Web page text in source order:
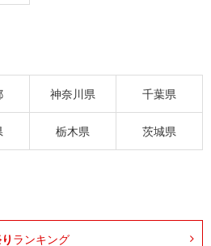
神奈川県 千葉県
栃木県 茨城県
ランキング